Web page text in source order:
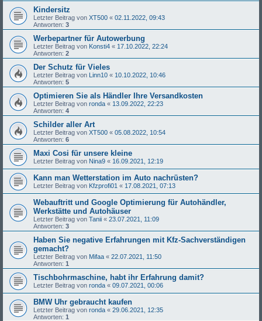
Kindersitz
Letzter Beitrag von XT500 « 02.11.2022, 09:43
Antworten: 3
Werbepartner für Autowerbung
Letzter Beitrag von Konsti4 « 17.10.2022, 22:24
Antworten: 2
Der Schutz für Vieles
Letzter Beitrag von Linn10 « 10.10.2022, 10:46
Antworten: 5
Optimieren Sie als Händler Ihre Versandkosten
Letzter Beitrag von ronda « 13.09.2022, 22:23
Antworten: 4
Schilder aller Art
Letzter Beitrag von XT500 « 05.08.2022, 10:54
Antworten: 6
Maxi Cosi für unsere kleine
Letzter Beitrag von Nina9 « 16.09.2021, 12:19
Kann man Wetterstation im Auto nachrüsten?
Letzter Beitrag von Kfzprofi01 « 17.08.2021, 07:13
Webauftritt und Google Optimierung für Autohändler,
Werkstätte und Autohäuser
Letzter Beitrag von Tanii « 23.07.2021, 11:09
Antworten: 3
Haben Sie negative Erfahrungen mit Kfz-Sachverständigen
gemacht?
Letzter Beitrag von Mifaa « 22.07.2021, 11:50
Antworten: 1
Tischbohrmaschine, habt ihr Erfahrung damit?
Letzter Beitrag von ronda « 09.07.2021, 00:06
BMW Uhr gebraucht kaufen
Letzter Beitrag von ronda « 29.06.2021, 12:35
Antworten: 1